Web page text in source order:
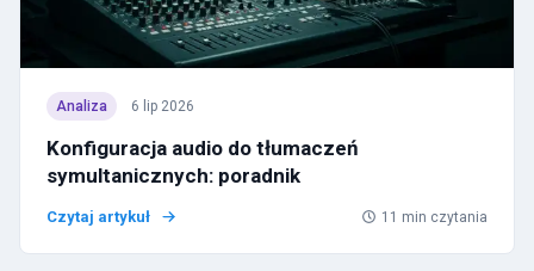
Analiza 6 lip 2026
Konfiguracja audio do tłumaczeń
symultanicznych: poradnik
Czytaj artykuł 11 min czytania